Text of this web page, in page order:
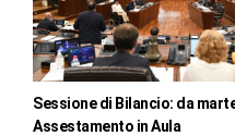
Sessione di Bilancio: da
Assestamento in Aula